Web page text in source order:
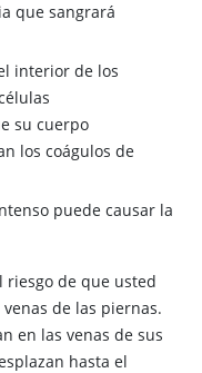
que sangrará
interior de los
su cuerpo
los coágulos de
puede causar la
riesgo de que usted
de las piernas.
en las venas de sus
hasta el